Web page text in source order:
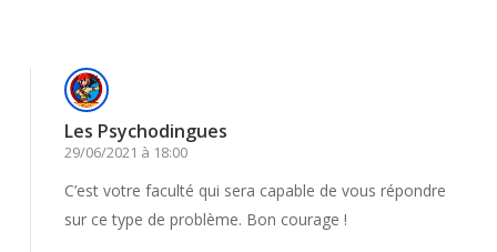
Les Psychodingues
29/06/2021 à 18:00
C’est votre faculté qui sera capable de vous répondre
sur ce type de problème. Bon courage !